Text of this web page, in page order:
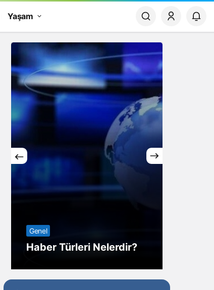
Yaşam
Genel
Haber Türleri Nelerdir?